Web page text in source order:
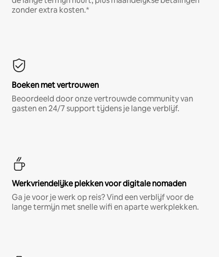
zonder extra kosten.*
Boeken met vertrouwen
Beoordeeld door onze vertrouwde community van
gasten en 24/7 support tijdens je lange verblijf.
Werkvriendelijke plekken voor digitale nomaden
Ga je voor je werk op reis? Vind een verblijf voor de
lange termijn met snelle wifi en aparte werkplekken.